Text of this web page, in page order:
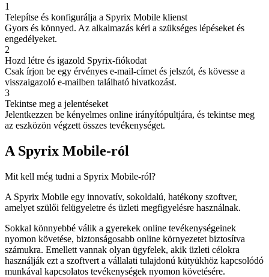
1
Telepítse és konfigurálja a Spyrix Mobile klienst
Gyors és könnyed. Az alkalmazás kéri a szükséges lépéseket és
engedélyeket.
2
Hozd létre és igazold Spyrix-fiókodat
Csak írjon be egy érvényes e-mail-címet és jelszót, és kövesse a
visszaigazoló e-mailben található hivatkozást.
3
Tekintse meg a jelentéseket
Jelentkezzen be kényelmes online irányítópultjára, és tekintse meg
az eszközön végzett összes tevékenységet.
A Spyrix Mobile-ról
Mit kell még tudni a Spyrix Mobile-ról?
A Spyrix Mobile egy innovatív, sokoldalú, hatékony szoftver,
amelyet szülői felügyeletre és üzleti megfigyelésre használnak.
Sokkal könnyebbé válik a gyerekek online tevékenységeinek
nyomon követése, biztonságosabb online környezetet biztosítva
számukra. Emellett vannak olyan ügyfelek, akik üzleti célokra
használják ezt a szoftvert a vállalati tulajdonú kütyükhöz kapcsolódó
munkával kapcsolatos tevékenységek nyomon követésére.